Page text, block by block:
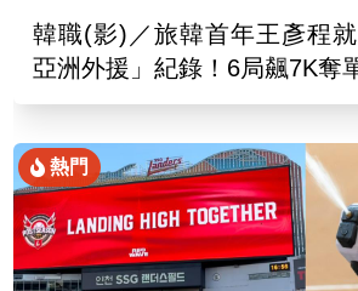
韓職(影)／旅韓首年王彥程
亞洲外援」紀錄！6局飆7K奪
熱門